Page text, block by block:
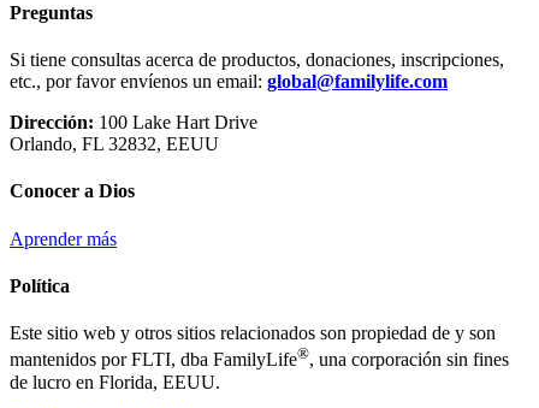
Preguntas
Si tiene consultas acerca de productos, donaciones, inscripciones,
etc., por favor envíenos un email: global@familylife.com
Dirección: 100 Lake Hart Drive
Orlando, FL 32832, EEUU
Conocer a Dios
Aprender más
Política
Este sitio web y otros sitios relacionados son propiedad de y son
mantenidos por FLTI, dba FamilyLife®, una corporación sin fines
de lucro en Florida, EEUU.